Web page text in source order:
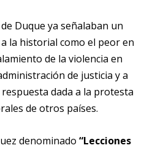
Duque ya señalaban un
la historial como el peor en
de la violencia en
de justicia y a
dada a la protesta
de otros países.
denominado“Lecciones